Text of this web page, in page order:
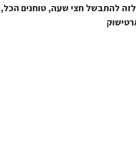
לזה להתבשל חצי שעה, טוחנים הכל,